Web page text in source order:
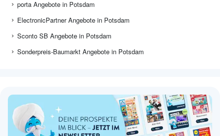
porta Angebote in Potsdam
ElectronicPartner Angebote in Potsdam
Sconto SB Angebote in Potsdam
Sonderpreis-Baumarkt Angebote in Potsdam